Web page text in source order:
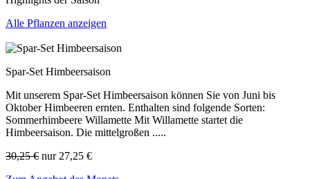
NEU
28,99 €
15,49 €
Alle Pflanzen anzeigen
Spar-Set Himbeersaison
Mit unserem Spar-Set Himbeersaison können Sie von Juni bis
Oktober Himbeeren ernten. Enthalten sind folgende Sorten:
Sommerhimbeere Willamette Mit Willamette startet die
Himbeersaison. Die mittelgroßen .....
30,25 € nur 27,25 €